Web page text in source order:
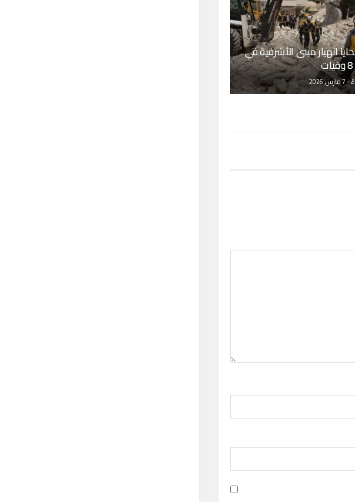
انهيار مبنى الأشرفية في